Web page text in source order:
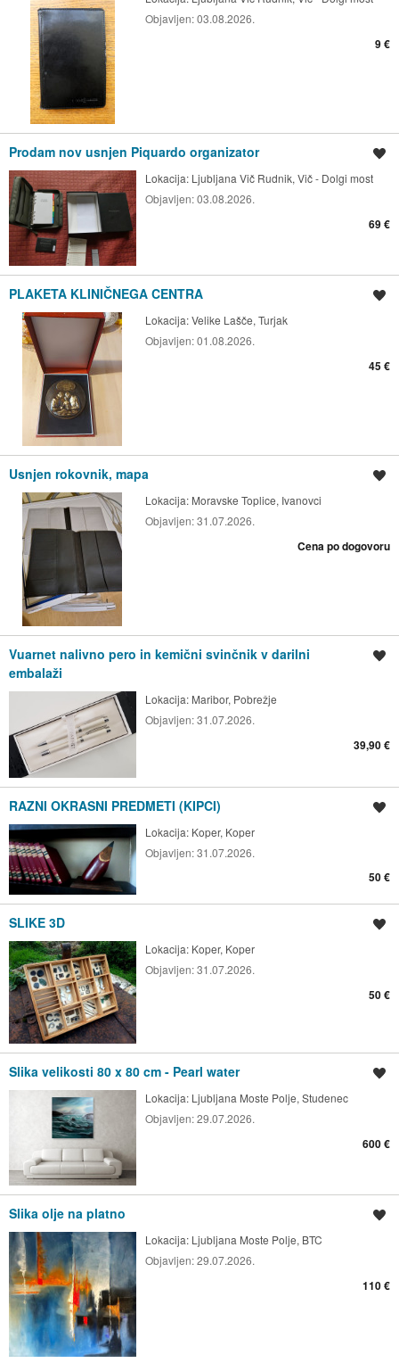
Objavljen:03.08.2026.
9 €
Prodam nov usnjen Piquardo organizator
Lokacija: Ljubljana Vič Rudnik, Vič - Dolgi most
Objavljen:03.08.2026.
69 €
PLAKETA KLINIČNEGA CENTRA
Lokacija:Velike Lašče, Turjak
Objavljen:01.08.2026.
45 €
Usnjen rokovnik, mapa
Lokacija: Moravske Toplice, Ivanovci
Objavljen:31.07.2026.
Cena po dogovoru
Vuarnet nalivno pero in kemični svinčnik v darilni
embalaži
Lokacija: Maribor, Pobrežje
Objavljen:31.07.2026.
39,90 €
RAZNI OKRASNI PREDMETI (KIPCI)
Lokacija: Koper, Koper
Objavljen:31.07.2026.
50 €
SLIKE 3D
Lokacija: Koper, Koper
Objavljen:31.07.2026.
50 €
Slika velikosti 80 x 80 cm - Pearl water
Lokacija: Ljubljana Moste Polje, Studenec
Objavljen:29.07.2026.
600 €
Slika olje na platno
Lokacija: Ljubljana Moste Polje, BTC
Objavljen:29.07.2026.
110 €